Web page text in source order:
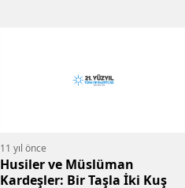
11 yıl önce
Husiler ve Müslüman
Kardeşler: Bir Taşla İki Kuş